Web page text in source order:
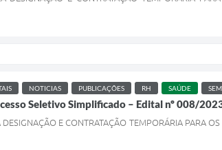
NOTICIAS PUBLICAÇÕES RH SAÚDE
Seletivo Simplificado – Edital nº 008/
E CONTRATAÇÃO TEMPORÁRIA PARA